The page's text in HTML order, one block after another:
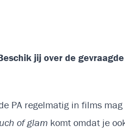
jij over de
PA regelmatig in films mag
of glam komt omdat je